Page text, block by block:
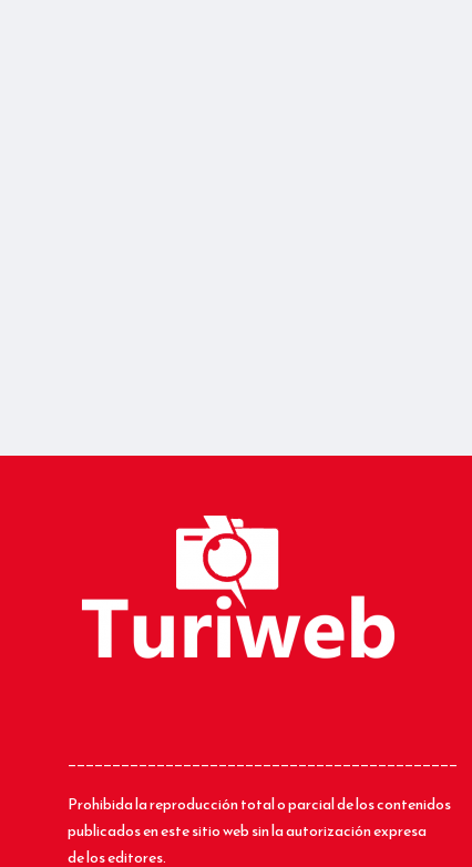
____________________________________________
Prohibida la reproducción total o parcial de los contenidos
publicados en este sitio web sin la autorización expresa
de los editores.